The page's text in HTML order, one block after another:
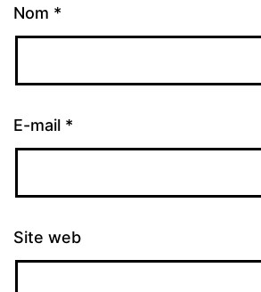
Nom *
E-mail *
Site web